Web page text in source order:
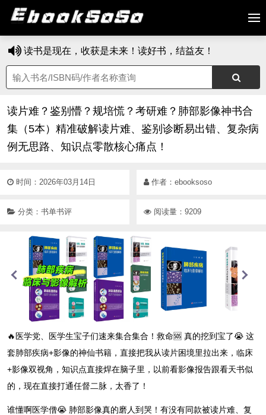
读书是现在，收获是未来！读好书，结益友！
读片难？鉴别懵？规培慌？考研难？肺部影像神书合
集（5本）精准破解读片难、鉴别诊断易出错、复杂病
例无思路、知识点零散核心痛点！
时间：2026年03月14日 作者： ebooksoso
分类： 书单书评 阅读量：9209
🔥医学党、医学生宝子们速来集合集合！救命🆘 真的挖到宝了😭 这
套肺部疾病+影像的神仙书籍，直接把我从读片困境里拉出来，临床
+影像双视角，知识点直接焊在脑子里，以前看影像报告跟看天书似
的，现在直接打通任督二脉，太香了！
谁懂啊医学僧😭 肺部影像真的磨人到哭！有没有同款被读片难、复